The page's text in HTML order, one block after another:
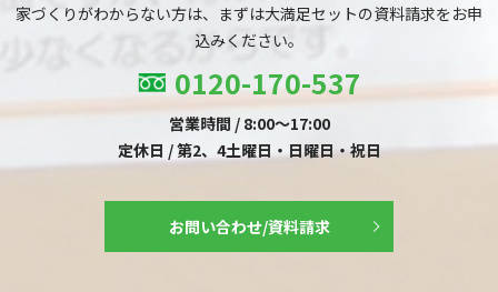
家づくりがわからない方は、まずは大満足セットの資料請求をお申
込みください。
0120-170-537
営業時間 / 8:00～17:00
定休日 / 第2、4土曜日・日曜日・祝日
お問い合わせ/資料請求